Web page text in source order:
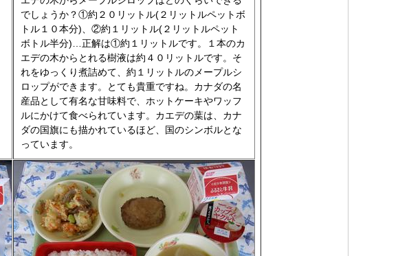
でしょうか？①約２０リットル(２リットルペットボ
トル１０本分)、②約１リットル(２リットルペット
ボトル半分)…正解は①約１リットルです。１本のカ
エデの木からとれる樹液は約４０リットルです。そ
れをゆっくり煮詰めて、約１リットルのメープルシ
ロップができます。とても貴重ですね。カナダの名
産品として有名な甘味料で、ホットケーキやワッフ
ルにかけて食べられています。カエデの葉は、カナ
ダの国旗にも描かれているほど、国のシンボルとな
っています。